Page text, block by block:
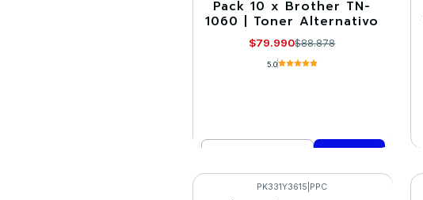
-10%
Pack 10 x Brother TN-
1060 | Toner Alternativo
$79.990$88.878
5.0
Comprar ahora
PK331Y3615 PPC